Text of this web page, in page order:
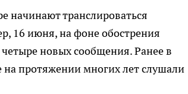
транслироваться
16 июня, на фоне обострения
новых сообщения. Ранее в
протяжении многих лет слушали